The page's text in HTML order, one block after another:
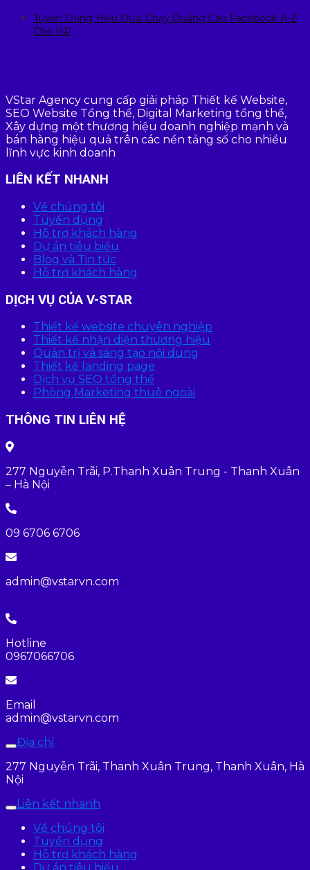
Tuyển Dụng Hiệu Quả: Chạy Quảng Cáo Facebook A-Z
Cho HR
VStar Agency cung cấp giải pháp Thiết kế Website,
SEO Website Tổng thể, Digital Marketing tổng thể,
Xây dựng một thương hiệu doanh nghiệp mạnh và
bán hàng hiệu quả trên các nền tảng số cho nhiều
lĩnh vực kinh doanh
LIÊN KẾT NHANH
Về chúng tôi
Tuyển dụng
Hỗ trợ khách hàng
Dự án tiêu biểu
Blog và Tin tức
Hỗ trợ khách hàng
DỊCH VỤ CỦA V-STAR
Thiết kế website chuyên nghiệp
Thiết kế nhận diện thương hiệu
Quản trị và sáng tạo nội dung
Thiết kế landing page
Dịch vụ SEO tổng thể
Phòng Marketing thuê ngoài
THÔNG TIN LIÊN HỆ
277 Nguyễn Trãi, P.Thanh Xuân Trung - Thanh Xuân
– Hà Nội
09 6706 6706
admin@vstarvn.com
Hotline
0967066706
Email
admin@vstarvn.com
Địa chỉ
277 Nguyễn Trãi, Thanh Xuân Trung, Thanh Xuân, Hà
Nội
Liên kết nhanh
Về chúng tôi
Tuyển dụng
Hỗ trợ khách hàng